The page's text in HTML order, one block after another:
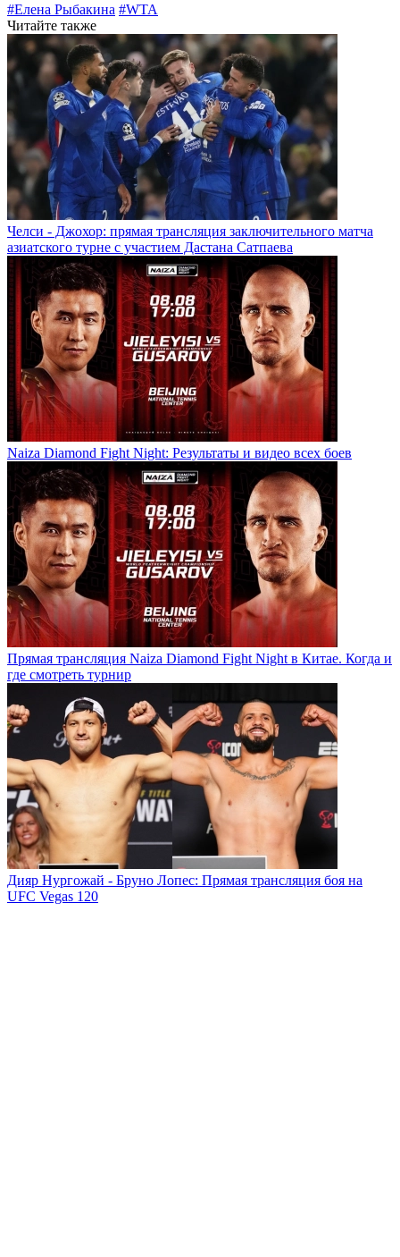
#Елена Рыбакина #WTA
Читайте также
Челси - Джохор: прямая трансляция заключительного матча
азиатского турне с участием Дастана Сатпаева
Naiza Diamond Fight Night: Результаты и видео всех боев
Прямая трансляция Naiza Diamond Fight Night в Китае. Когда и
где смотреть турнир
Дияр Нургожай - Бруно Лопес: Прямая трансляция боя на
UFC Vegas 120